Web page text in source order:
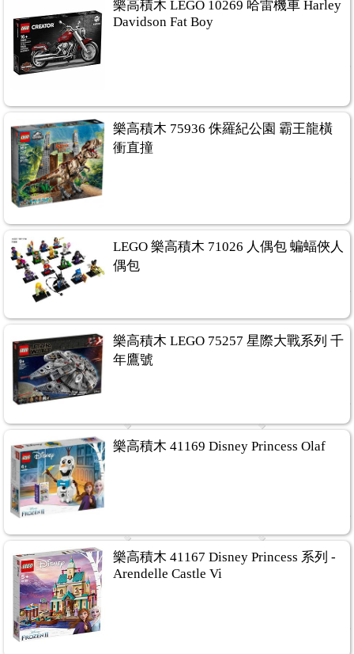
樂高積木 LEGO 10269 哈雷機車 Harley
Davidson Fat Boy
樂高積木 75936 侏羅紀公園 霸王龍橫
衝直撞
LEGO 樂高積木 71026 人偶包 蝙蝠俠人
偶包
樂高積木 LEGO 75257 星際大戰系列 千
年鷹號
樂高積木 41169 Disney Princess Olaf
樂高積木 41167 Disney Princess 系列 -
Arendelle Castle Vi